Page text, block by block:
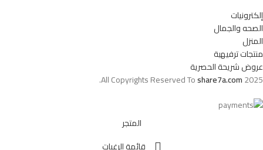
إلكترونيات
الصحه والجمال
المنزل
منتجات ترفيهية
عروض شريحة الحصرية
All Copyrights Reserved Toshare7a.com2025.
المتجر
قائمة الرغبات